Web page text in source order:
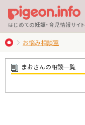
はじめての妊娠・育児情報サイト
お悩み相談室
まおさんの相談一覧